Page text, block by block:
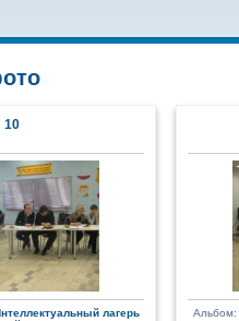
10
лагерь
Альбом: